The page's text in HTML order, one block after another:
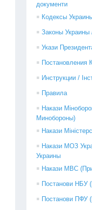
документи
Кодексы
Законы Украины
Укази
Инструкции /
Правила
Накази
Минобороны)
Накази
Накази МОЗ
Украины
Накази МВС
Постанови НБУ
Постанови ПФУ